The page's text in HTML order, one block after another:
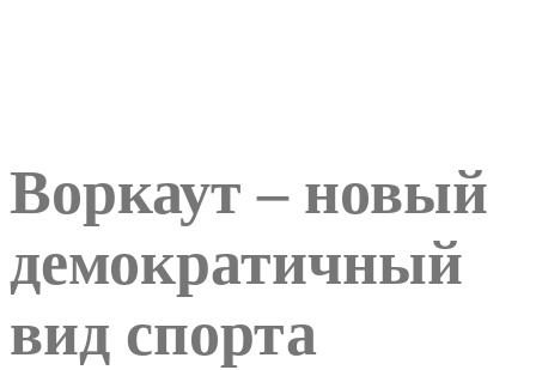
Воркаут – новый
демократичный
вид спорта